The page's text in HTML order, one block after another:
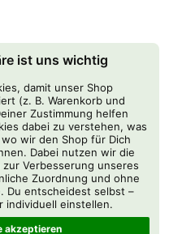
ist uns wichtig
damit unser Shop
(z. B. Warenkorb und
Zustimmung helfen
dabei zu verstehen, was
wir den Shop für Dich
Dabei nutzen wir die
zur Verbesserung unseres
Zuordnung und ohne
Du entscheidest selbst –
individuell einstellen.
akzeptieren